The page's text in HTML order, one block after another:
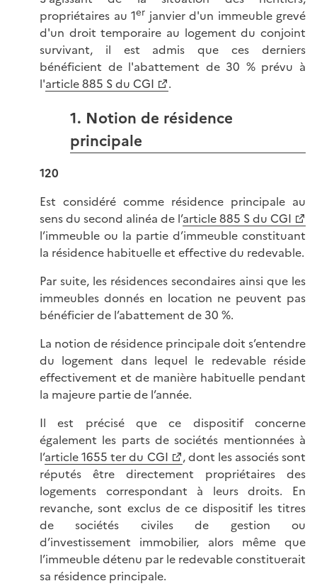
propriétaires au 1er janvier d'un immeuble grevé
d'un droit temporaire au logement du conjoint
survivant, il est admis que ces derniers
bénéficient de l'abattement de 30 % prévu à
l'article 885 S du CGI .
1. Notion de résidence
principale
120
Est considéré comme résidence principale au
sens du second alinéa de l’article 885 S du CGI
l’immeuble ou la partie d’immeuble constituant
la résidence habituelle et effective du redevable.
Par suite, les résidences secondaires ainsi que les
immeubles donnés en location ne peuvent pas
bénéficier de l’abattement de 30 %.
La notion de résidence principale doit s’entendre
du logement dans lequel le redevable réside
effectivement et de manière habituelle pendant
la majeure partie de l’année.
Il est précisé que ce dispositif concerne
également les parts de sociétés mentionnées à
l’article 1655 ter du CGI
, dont les associés sont
réputés être directement propriétaires des
logements correspondant à leurs droits. En
revanche, sont exclus de ce dispositif les titres
de sociétés civiles de gestion ou
d’investissement immobilier, alors même que
l’immeuble détenu par le redevable constituerait
sa résidence principale.